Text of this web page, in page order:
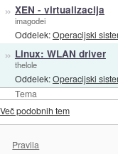
Tema
» XEN - virtualizacija
imagodei
Oddelek:Operacijski
» Linux: WLAN driver
thelole
Oddelek:Operacijski
Več podobnih tem
Pravila